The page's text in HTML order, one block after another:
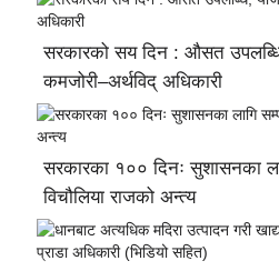
सरकारको सय दिन : औसत उपलब्धि,
कमजोरी–अर्थविद् अधिकारी
सरकारका १०० दिनः सुशासनका
विचौलिया राजको अन्त्य